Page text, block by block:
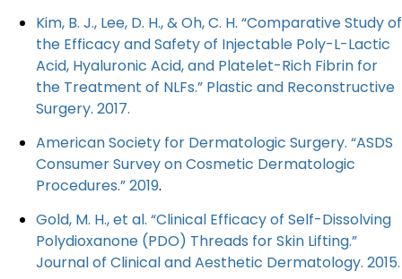
Kim, B. J., Lee, D. H., & Oh, C. H. “Comparative Study of
the Efficacy and Safety of Injectable Poly-L-Lactic
Acid, Hyaluronic Acid, and Platelet-Rich Fibrin for
the Treatment of NLFs.” Plastic and Reconstructive
Surgery. 2017.
American Society for Dermatologic Surgery. “ASDS
Consumer Survey on Cosmetic Dermatologic
Procedures.” 2019.
Gold, M. H., et al. “Clinical Efficacy of Self-Dissolving
Polydioxanone (PDO) Threads for Skin Lifting.”
Journal of Clinical and Aesthetic Dermatology. 2015.